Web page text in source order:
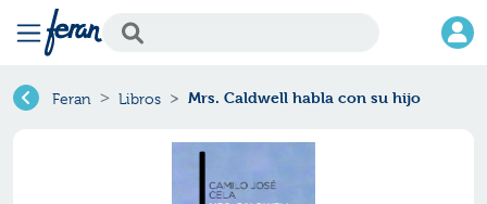
Feran Libros Mrs. Caldwell habla con su hijo